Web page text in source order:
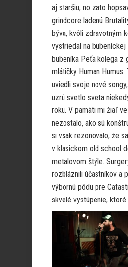
aj staršiu, no zato
grindcore ladenú
býva, kvôli zdravotným
vystriedal na bubeníckej
bubeníka Peťa kolega z
mlátičky Human Humus.
uviedli svoje nové
uzrú svetlo sveta
roku. V pamäti mi žiaľ
nezostalo, ako sú
si však rezonovalo, že
v klasickom old school
metalovom štýle.
rozbláznili účastníkov a
výbornú pôdu pre
skvelé vystúpenie, ktoré